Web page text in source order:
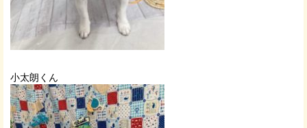
小太朗くん